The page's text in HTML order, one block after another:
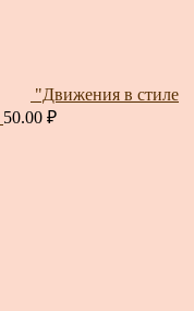
"Движения в стиле
50.00 ₽